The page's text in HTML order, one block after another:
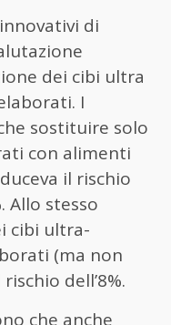
di
dei cibi ultra
I
sostituire solo
con alimenti
il rischio
Allo stesso
cibi ultra-
(ma non
dell’8%.
che anche